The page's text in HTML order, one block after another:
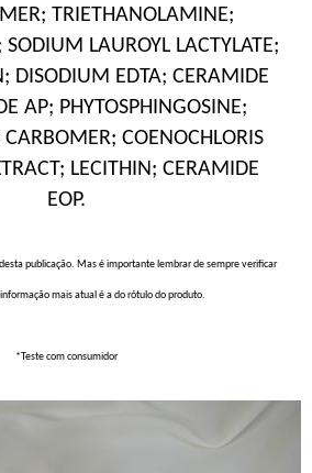
TRIETHANOLAMINE;
LAUROYL LACTYLATE;
DISODIUM EDTA; CERAMIDE
AP; PHYTOSPHINGOSINE;
CARBOMER; COENOCHLORIS
LECITHIN; CERAMIDE
EOP.
publicação. Mas é importante lembrar de sempre verificar
mais atual é a do rótulo do produto.
*Teste com consumidor